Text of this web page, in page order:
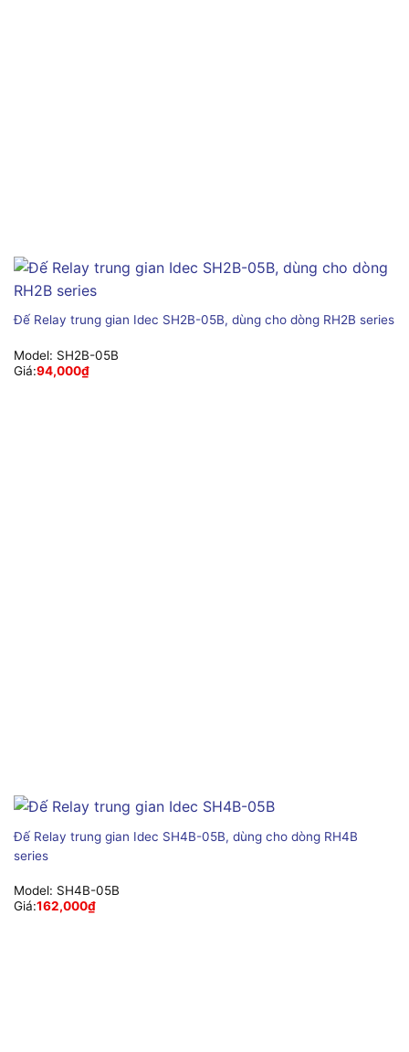
Đế Relay trung gian Idec SH2B-05B, dùng cho dòng RH2B series
Model: SH2B-05B
Giá:94,000₫
Đế Relay trung gian Idec SH4B-05B, dùng cho dòng RH4B
series
Model: SH4B-05B
Giá:162,000₫